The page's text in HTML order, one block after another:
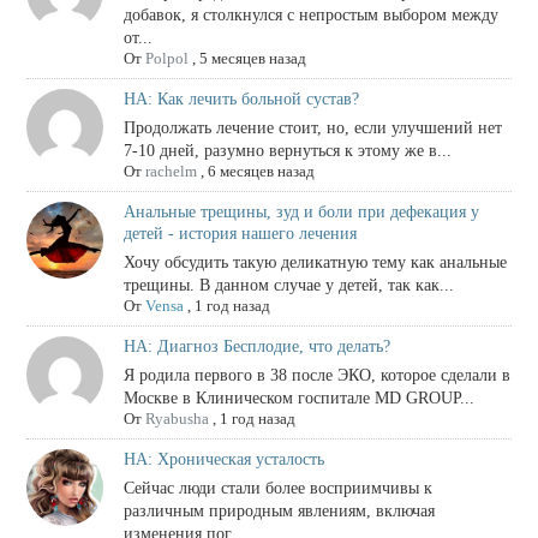
добавок, я столкнулся с непростым выбором между
от...
От Polpol , 5 месяцев назад
НА: Как лечить больной сустав?
Продолжать лечение стоит, но, если улучшений нет
7-10 дней, разумно вернуться к этому же в...
От rachelm, 6 месяцев назад
Анальные трещины, зуд и боли при дефекация у
детей - история нашего лечения
Хочу обсудить такую деликатную тему как анальные
трещины. В данном случае у детей, так как...
От Vensa, 1 год назад
НА: Диагноз Бесплодие, что делать?
Я родила первого в 38 после ЭКО, которое сделали в
Москве в Клиническом госпитале MD GROUP...
От Ryabusha, 1 год назад
НА: Хроническая усталость
Сейчас люди стали более восприимчивы к
различным природным явлениям, включая
изменения пог...